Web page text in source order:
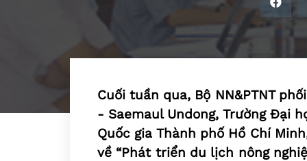
Cuối tuần qua, Bộ NN&PTNT
- Saemaul Undong, Trường Đại
Quốc gia Thành phố Hồ Chí
về “Phát triển du lịch nông